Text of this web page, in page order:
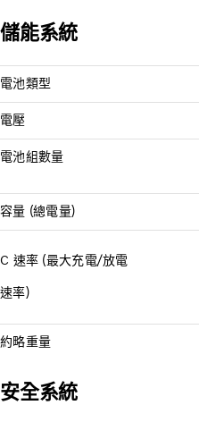
儲能系統
電池類型
電壓
電池組數量
容量 (總電量)
C 速率 (最大充電/放電
速率)
約略重量
安全系統